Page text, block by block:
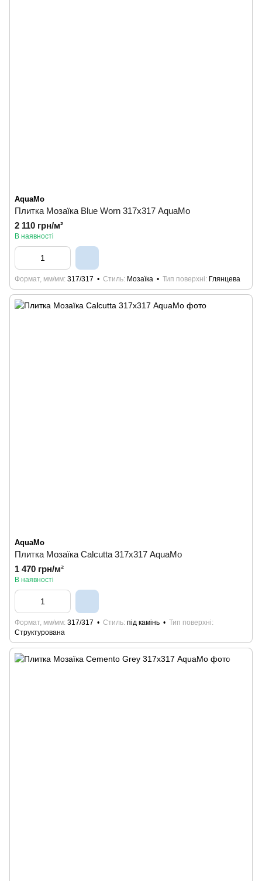
AquaMo
Плитка Мозаїка Blue Worn 317х317 AquaMo
2 110 грн/м²
В наявності
Формат, мм/мм 317/317 Стиль Мозаїка Тип поверхні Глянцева
AquaMo
Плитка Мозаїка Calcutta 317х317 AquaMo
1 470 грн/м²
В наявності
Формат, мм/мм 317/317 Стиль під камінь
Тип поверхні
Структурована